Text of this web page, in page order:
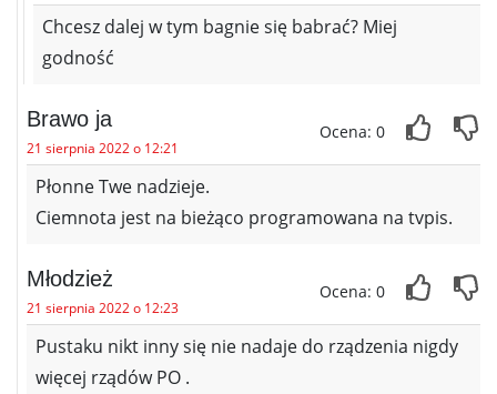
Chcesz dalej w tym bagnie się babrać? Miej
godność
Brawo ja
21 sierpnia 2022 o 12:21
Ocena: 0
Płonne Twe nadzieje.
Ciemnota jest na bieżąco programowana na tvpis.
Młodzież
21 sierpnia 2022 o 12:23
Ocena: 0
Pustaku nikt inny się nie nadaje do rządzenia nigdy
więcej rządów PO .